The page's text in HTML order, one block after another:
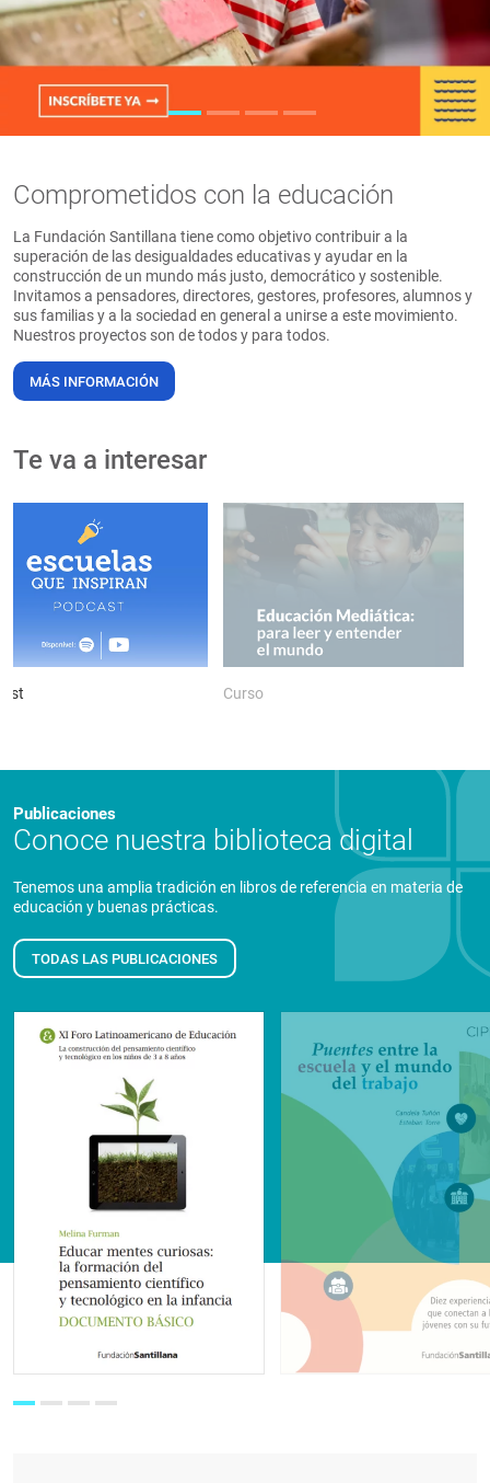
PT
Comprometidos con la educación
La Fundación Santillana tiene como objetivo contribuir a la
superación de las desigualdades educativas y ayudar en la
construcción de un mundo más justo, democrático y sostenible.
Invitamos a pensadores, directores, gestores, profesores, alumnos y
sus familias y a la sociedad en general a unirse a este movimiento.
Nuestros proyectos son de todos y para todos.
MÁS INFORMACIÓN
Te va a interesar
Curso
Publicaciones
Conoce nuestra biblioteca digital
Tenemos una amplia tradición en libros de referencia en materia de
educación y buenas prácticas.
TODAS LAS PUBLICACIONES